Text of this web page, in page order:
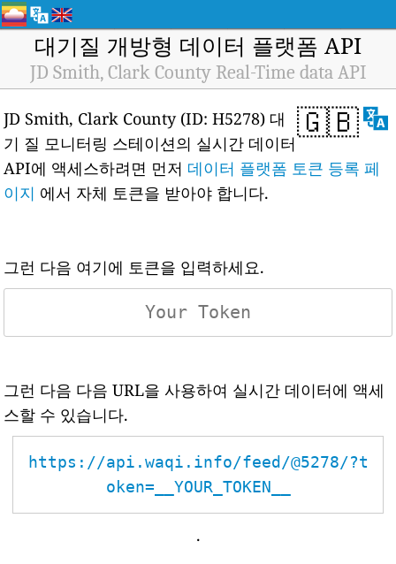
대기질 개방형 데이터 플랫폼 API
JD Smith, Clark County Real-Time data API
🇬🇧
JD Smith, Clark County (ID: H5278) 대
기 질 모니터링 스테이션의 실시간 데이터
API에 액세스하려면 먼저 데이터 플랫폼 토큰 등록 페
이지 에서 자체 토큰을 받아야 합니다.
그런 다음 여기에 토큰을 입력하세요.
그런 다음 다음 URL을 사용하여 실시간 데이터에 액세
스할 수 있습니다.
https://api.waqi.info/feed/@5278/?t
oken=__YOUR_TOKEN__
.